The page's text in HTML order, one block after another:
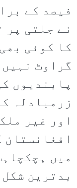
فیصد کے
نے جلتی پر
کا کوئی
گراوٹ
پابندیوں
زرمبادلہ
اور غیر
میں
بدترین